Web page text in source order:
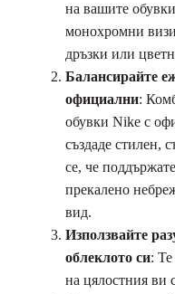
на вашите
монохромни
дръзки или
Балансирайте
официални:
обувки Nike с
създаде стилен,
се, че
прекалено
вид.
Използвайте
облеклото си:
на цялостния ви